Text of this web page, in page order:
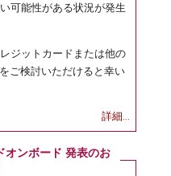
可能性がある状況が発生
ジットカードまたは他の
ご検討いただけると幸い
詳細...
ンボード 発表のお